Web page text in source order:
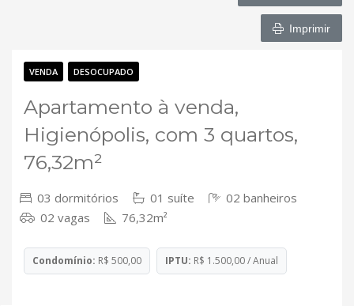
Contato
Imprimir
VENDA DESOCUPADO
Apartamento à venda,
Higienópolis, com 3 quartos,
76,32m²
03 dormitórios 01 suíte
02 banheiros
02 vagas
76,32m²
Condomínio: R$ 500,00 IPTU: R$ 1.500,00 / Anual